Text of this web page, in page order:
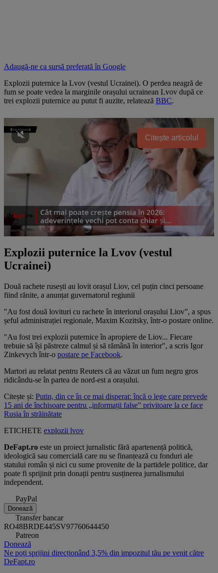
Adaugă-ne ca sursă preferată în Google
Explozii puternice la Lvov (vestul Ucrainei). O perdea neagră de
fum se poate vedea la marginile orașului ucrainean Lvov după ce
trei explozii puternice au putut fi auzite, relatează BBC.
Citește articolul
Explozii puternice la Lvov (vestul
Ucrainei)
Două rachete rusești au lovit orașul Liov, cel puțin cinci persoane
fiind rănite, a anunțat guvernatorul regiunii
"Au fost două lovituri cu rachete în interiorul orașului Liov”, a spus
șeful administrației regionale, Maxim Kozitsky, într-o postare online.
"Au fost trei explozii puternice în apropiere de Liov... Fiecare
trebuie să își păstreze calmul și să rămână în interior", a scris Igor
Zinkevych într-o postare pe Facebook.
Martori au relatat pentru Reuters că au văzut un fum negru gros
ridicându-se în partea de nord-est a orașului.
Citește și: Putin, din ce în ce mai disperat: încă o lege care prevede
15 ani de închisoare pentru „informații false” privitoare la ce face
Rusia în străinătate
ETICHETE explozii lvov
DeFapt.ro este un proiect jurnalistic fără apartenență politică,
ideologică sau comercială care nu se finanțează cu fonduri ale
statului român și nici cu sume provenite de la partidele politice, dar
poate fi sprijinit prin donații pentru susținerea jurnalismului
independent.
PayPal
Donează
Transfer bancar
RO48BRDE445SV97760644450
Patreon
Donează
Ne poți sprijini direcționând 3,5% din impozitul tău pe venit către
DeFapt.ro